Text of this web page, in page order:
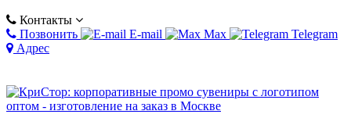
Контакты
Позвонить
E-mail Max
Telegram
Адрес